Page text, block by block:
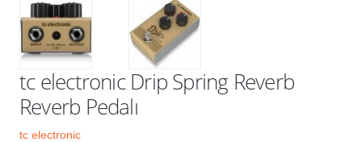
tc electronic Drip Spring Reverb
Reverb Pedalı
tc electronic